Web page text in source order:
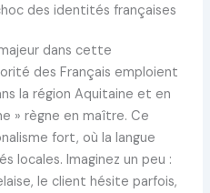
des identités françaises
dans cette
des Français emploient
la région Aquitaine et en
» règne en maître. Ce
fort, où la langue
locales. Imaginez un peu :
le client hésite parfois,